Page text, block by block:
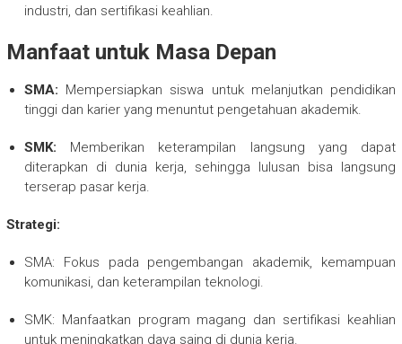
industri, dan sertifikasi keahlian.
Manfaat untuk Masa Depan
SMA: Mempersiapkan siswa untuk melanjutkan pendidikan
tinggi dan karier yang menuntut pengetahuan akademik.
SMK: Memberikan keterampilan langsung yang dapat
diterapkan di dunia kerja, sehingga lulusan bisa langsung
terserap pasar kerja.
Strategi:
SMA: Fokus pada pengembangan akademik, kemampuan
komunikasi, dan keterampilan teknologi.
SMK: Manfaatkan program magang dan sertifikasi keahlian
untuk meningkatkan daya saing di dunia kerja.